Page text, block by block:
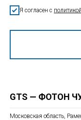
Я согласен с
GTS — ФОТОН
Московская область,